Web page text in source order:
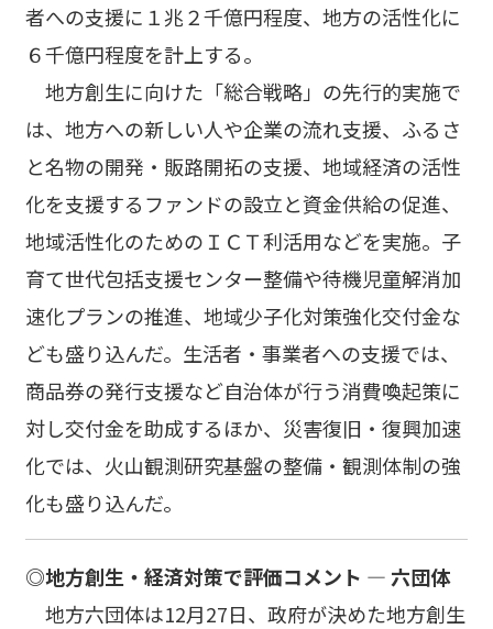
者への支援に１兆２千億円程度、地方の活性化に
６千億円程度を計上する。
地方創生に向けた「総合戦略」の先行的実施で
は、地方への新しい人や企業の流れ支援、ふるさ
と名物の開発・販路開拓の支援、地域経済の活性
化を支援するファンドの設立と資金供給の促進、
地域活性化のためのＩＣＴ利活用などを実施。子
育て世代包括支援センター整備や待機児童解消加
速化プランの推進、地域少子化対策強化交付金な
ども盛り込んだ。生活者・事業者への支援では、
商品券の発行支援など自治体が行う消費喚起策に
対し交付金を助成するほか、災害復旧・復興加速
化では、火山観測研究基盤の整備・観測体制の強
化も盛り込んだ。
◎地方創生・経済対策で評価コメント ― 六団体
地方六団体は12月27日、政府が決めた地方創生